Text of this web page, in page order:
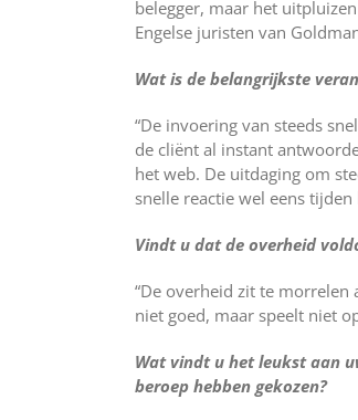
belegger, maar het
Engelse juristen van
Wat is de belangrijkste
“De invoering van steeds
de cliënt al instant
het web. De uitdaging om
snelle reactie wel eens
Vindt u dat de overheid
“De overheid zit te
niet goed, maar speelt niet
Wat vindt u het leukst aan
beroep hebben gekozen?